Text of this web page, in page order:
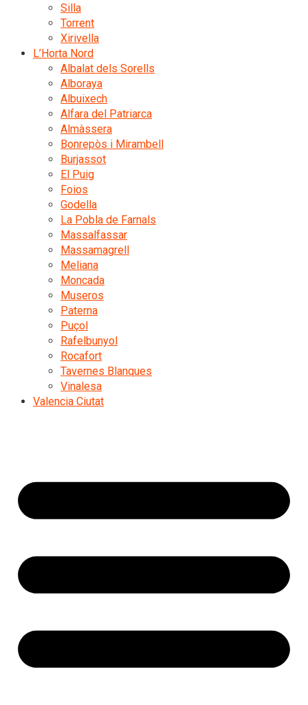
Silla
Torrent
Xirivella
L’Horta Nord
Albalat dels Sorells
Alboraya
Albuixech
Alfara del Patriarca
Almàssera
Bonrepòs i Mirambell
Burjassot
El Puig
Foios
Godella
La Pobla de Farnals
Massalfassar
Massamagrell
Meliana
Moncada
Museros
Paterna
Puçol
Rafelbunyol
Rocafort
Tavernes Blanques
Vinalesa
Valencia Ciutat